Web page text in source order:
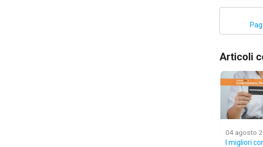
Articoli
04 agosto
I migliori